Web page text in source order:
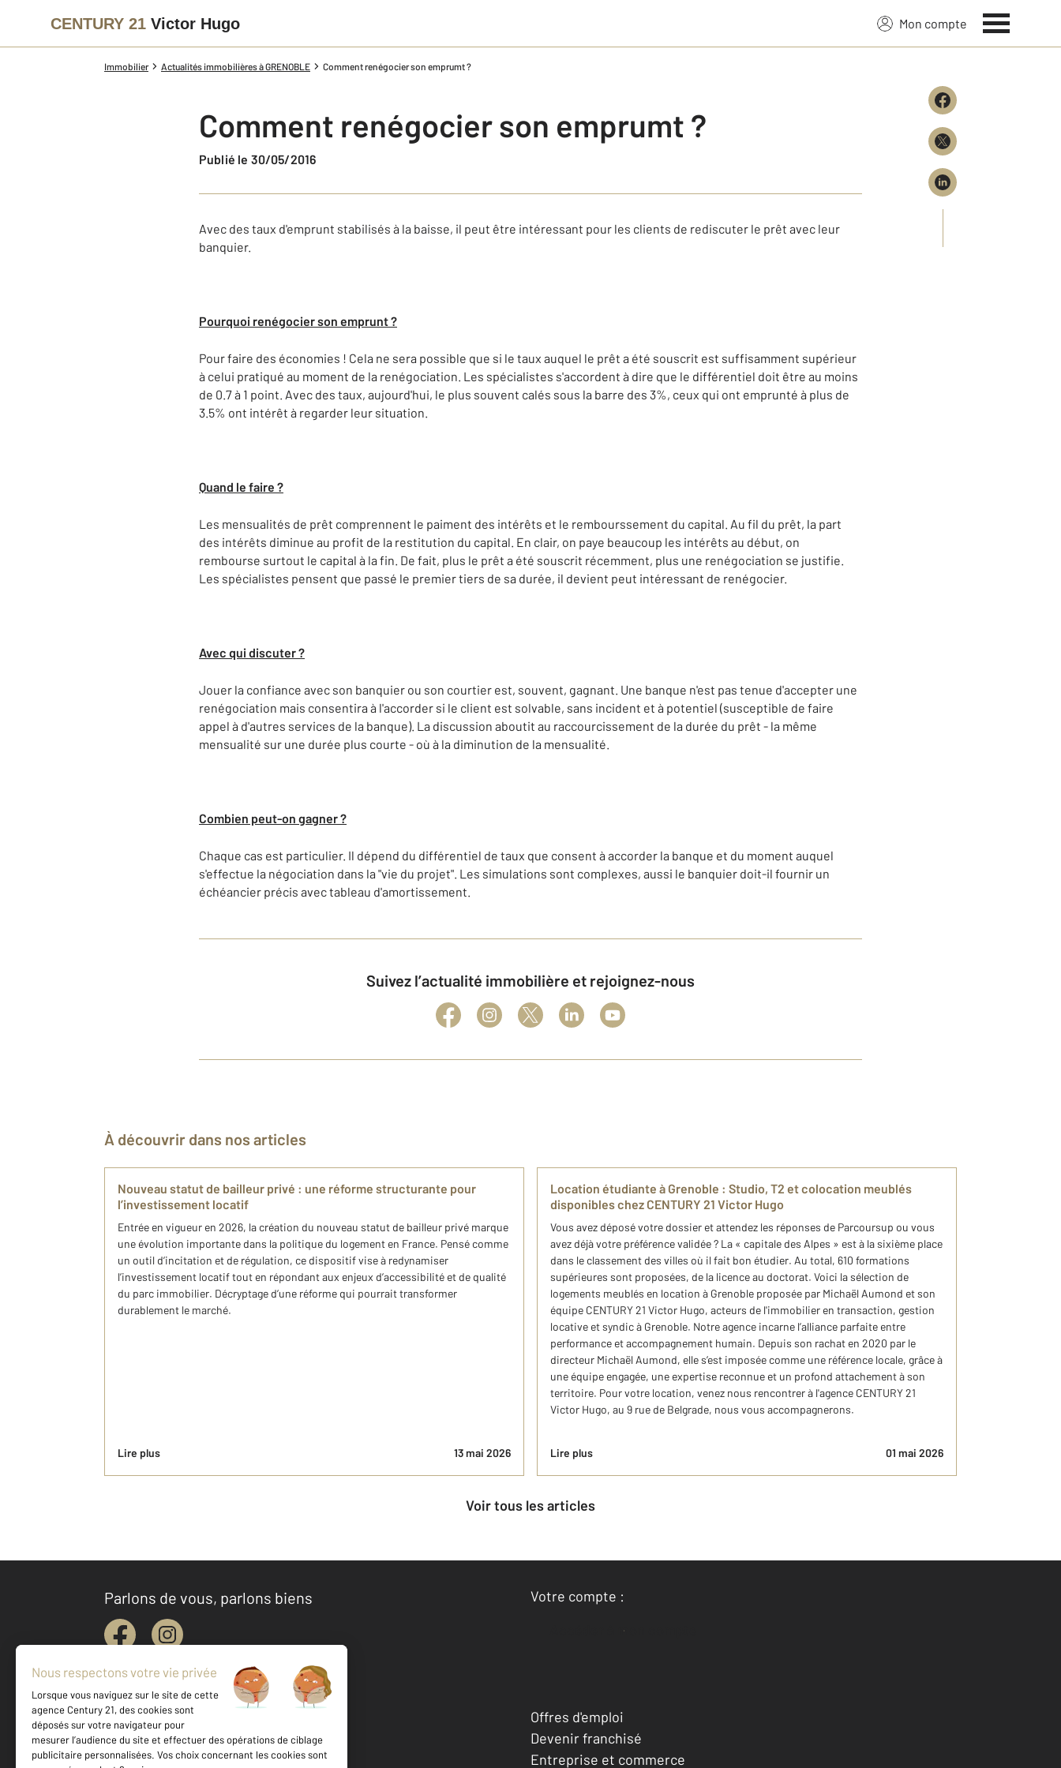
CENTURY 21 Victor Hugo Mon compte
Immobilier Actualités immobilières à GRENOBLE Comment renégocier son emprumt ?
Comment renégocier son emprumt ?
Publié le 30/05/2016
Avec des taux d'emprunt stabilisés à la baisse, il peut être intéressant pour les clients de rediscuter le prêt avec leur
banquier.
Pourquoi renégocier son emprunt ?
Pour faire des économies ! Cela ne sera possible que si le taux auquel le prêt a été souscrit est suffisamment supérieur
à celui pratiqué au moment de la renégociation. Les spécialistes s'accordent à dire que le différentiel doit être au moins
de 0.7 à 1 point. Avec des taux, aujourd'hui, le plus souvent calés sous la barre des 3%, ceux qui ont emprunté à plus de
3.5% ont intérêt à regarder leur situation.
Quand le faire ?
Les mensualités de prêt comprennent le paiment des intérêts et le rembourssement du capital. Au fil du prêt, la part
des intérêts diminue au profit de la restitution du capital. En clair, on paye beaucoup les intérêts au début, on
rembourse surtout le capital à la fin. De fait, plus le prêt a été souscrit récemment, plus une renégociation se justifie.
Les spécialistes pensent que passé le premier tiers de sa durée, il devient peut intéressant de renégocier.
Avec qui discuter ?
Jouer la confiance avec son banquier ou son courtier est, souvent, gagnant. Une banque n'est pas tenue d'accepter une
renégociation mais consentira à l'accorder si le client est solvable, sans incident et à potentiel (susceptible de faire
appel à d'autres services de la banque). La discussion aboutit au raccourcissement de la durée du prêt - la même
mensualité sur une durée plus courte - où à la diminution de la mensualité.
Combien peut-on gagner ?
Chaque cas est particulier. Il dépend du différentiel de taux que consent à accorder la banque et du moment auquel
s'effectue la négociation dans la "vie du projet". Les simulations sont complexes, aussi le banquier doit-il fournir un
échéancier précis avec tableau d'amortissement.
Suivez l’actualité immobilière et rejoignez-nous
À découvrir dans nos articles
Nouveau statut de bailleur privé : une réforme structurante pour
l’investissement locatif
Entrée en vigueur en 2026, la création du nouveau statut de bailleur privé marque
une évolution importante dans la politique du logement en France. Pensé comme
un outil d’incitation et de régulation, ce dispositif vise à redynamiser
l’investissement locatif tout en répondant aux enjeux d’accessibilité et de qualité
du parc immobilier. Décryptage d’une réforme qui pourrait transformer
durablement le marché.
Lire plus 13 mai 2026
Location étudiante à Grenoble : Studio, T2 et colocation meublés
disponibles chez CENTURY 21 Victor Hugo
Vous avez déposé votre dossier et attendez les réponses de Parcoursup ou vous
avez déjà votre préférence validée ? La « capitale des Alpes » est à la sixième place
dans le classement des villes où il fait bon étudier. Au total, 610 formations
supérieures sont proposées, de la licence au doctorat. Voici la sélection de
logements meublés en location à Grenoble proposée par Michaël Aumond et son
équipe CENTURY 21 Victor Hugo, acteurs de l'immobilier en transaction, gestion
locative et syndic à Grenoble. Notre agence incarne l’alliance parfaite entre
performance et accompagnement humain. Depuis son rachat en 2020 par le
directeur Michaël Aumond, elle s’est imposée comme une référence locale, grâce à
une équipe engagée, une expertise reconnue et un profond attachement à son
territoire. Pour votre location, venez nous rencontrer à l'agence CENTURY 21
Victor Hugo, au 9 rue de Belgrade, nous vous accompagnerons.
Lire plus 01 mai 2026
Voir tous les articles
Parlons de vous, parlons biens
Votre compte :
Accéder à mon compte
Offres d'emploi
Devenir franchisé
Entreprise et commerce